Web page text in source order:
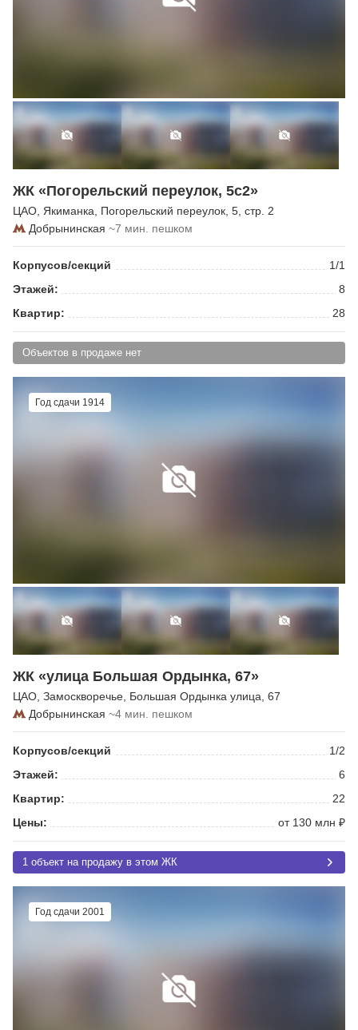
ЖК «Погорельский переулок, 5с2»
ЦАО Якиманка Погорельский переулок , 5, стр. 2
Добрынинская ~7 мин. пешком
Корпусов/секций
1/1
Этажей:
8
Квартир:
28
Объектов в продаже нет
Год сдачи 1914
ЖК «улица Большая Ордынка, 67»
ЦАО, Замоскворечье, Большая Ордынка улица, 67
Добрынинская ~4 мин. пешком
Корпусов/секций
1/2
Этажей:
6
Квартир:
22
Цены:
от 130 млн ₽
1 объект на продажу в этом ЖК
Год сдачи 2001